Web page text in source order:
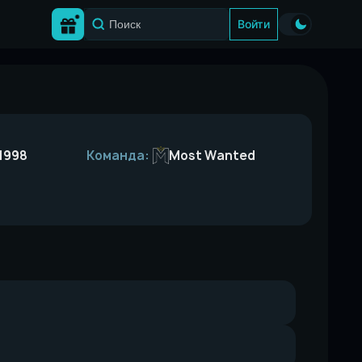
Войти
Команда: Most Wanted